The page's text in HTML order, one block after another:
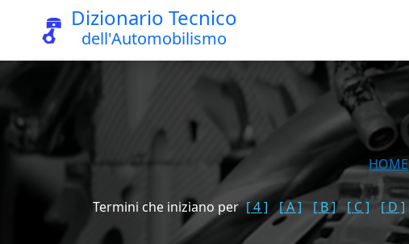
Dizionario Tecnico
dell'Automobilismo
HOME
Termini che iniziano per [ 4 ] [ A ] [ B ] [ C ] [ D ]